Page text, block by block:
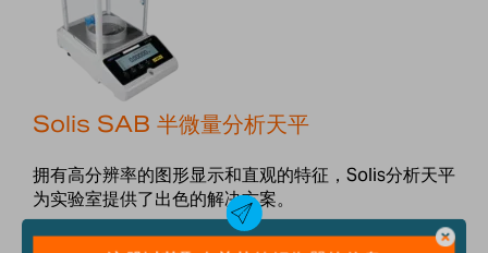
Solis SAB 半微量分析天平
拥有高分辨率的图形显示和直观的特征，Solis分析天平
为实验室提供了出色的解决方案。
了解更多